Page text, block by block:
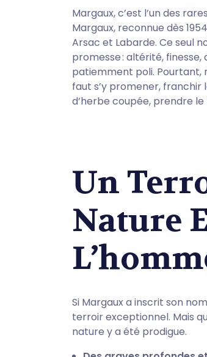
Margaux, c’est l’un des
Margaux, reconnue dès
Arsac et Labarde. Ce seul
promesse : altérité,
patiemment poli. Pourtant,
faut s’y promener, franchir
d’herbe coupée, prendre
Un
Nature
Si Margaux a inscrit son
terroir exceptionnel. Mais
nature y a été prodigue.